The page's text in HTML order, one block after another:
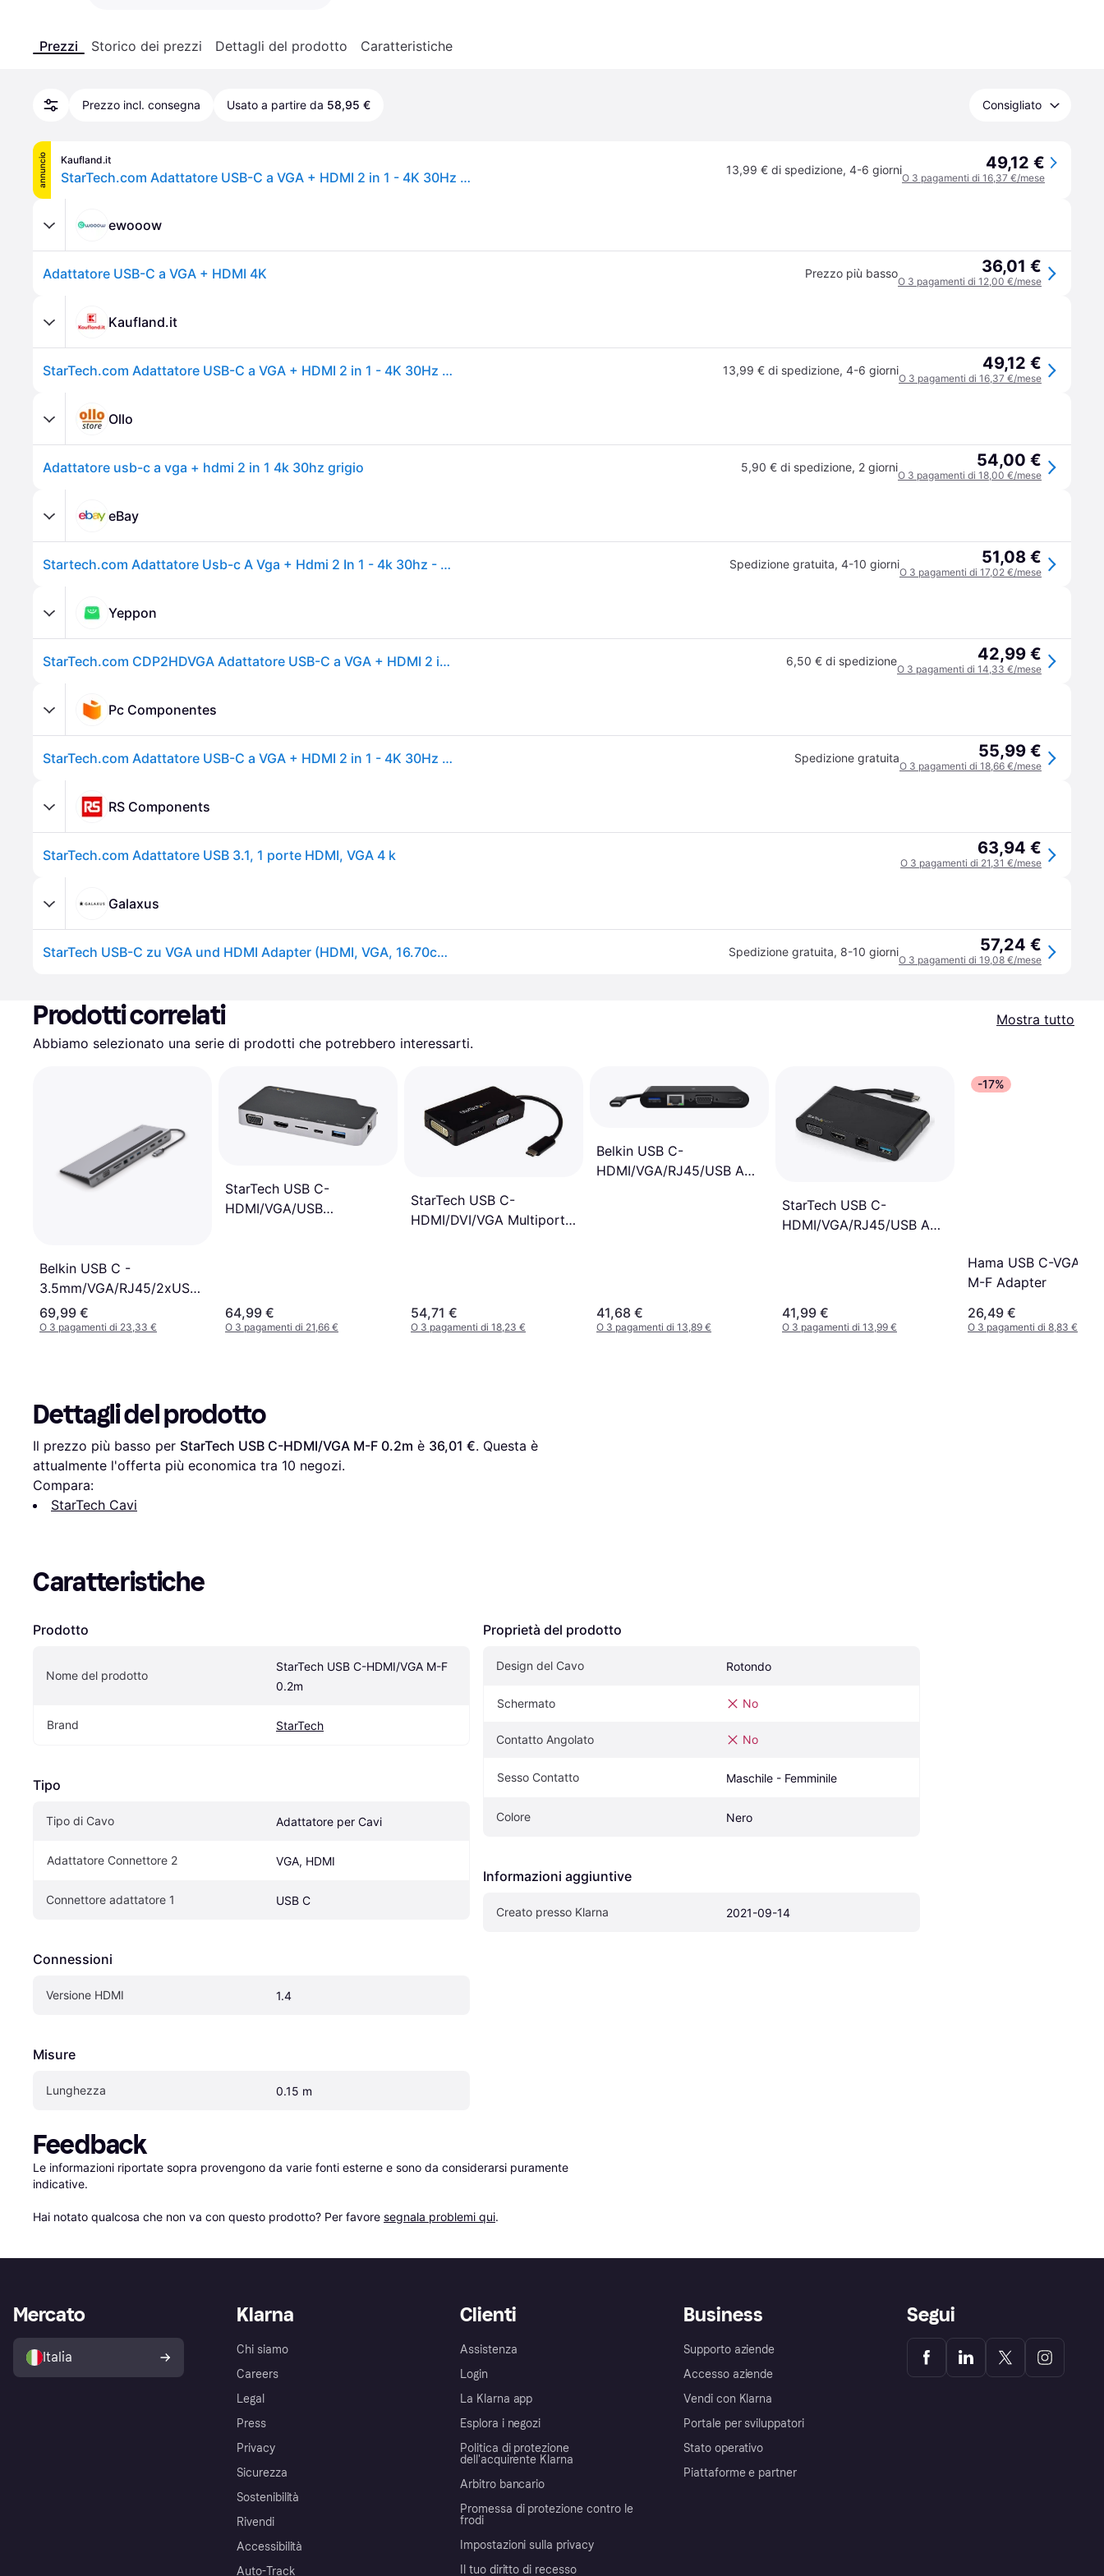
Prezzi Storico dei prezzi Dettagli del prodotto Caratteristiche
Prezzo incl. consegna Usato a partire da 58,95 € Consigliato
annuncio Kaufland.it
StarTech.com Adattatore USB-C a VGA + HDMI 2 in 1 - 4K 30Hz - Grigio Siderale 13,99 € di spedizione, 4-6 giorni 49,12 €
O 3 pagamenti di 16,37 €/mese
ewooow
Adattatore USB-C a VGA + HDMI 4K Prezzo più basso 36,01 €
O 3 pagamenti di 12,00 €/mese
Kaufland.it
StarTech.com Adattatore USB-C a VGA + HDMI 2 in 1 - 4K 30Hz - Grigio Siderale 13,99 € di spedizione, 4-6 giorni 49,12 €
O 3 pagamenti di 16,37 €/mese
Ollo
Adattatore usb-c a vga + hdmi 2 in 1 4k 30hz grigio 5,90 € di spedizione, 2 giorni 54,00 €
O 3 pagamenti di 18,00 €/mese
eBay
Startech.com Adattatore Usb-c A Vga + Hdmi 2 In 1 - 4k 30hz - Grigio Siderale - Spedizione gratuita, 4-10 giorni 51,08 €
O 3 pagamenti di 17,02 €/mese
Yeppon
StarTech.com CDP2HDVGA Adattatore USB-C a VGA + HDMI 2 in 1 Risoluzione 4K 30Hz Uscite HDMI 2.0 e VGA Alluminio colore Grigio Siderale 6,50 € di spedizione 42,99 €
O 3 pagamenti di 14,33 €/mese
Pc Componentes
StarTech.com Adattatore USB-C a VGA + HDMI 2 in 1 - 4K 30Hz - Grigio Siderale Spedizione gratuita 55,99 €
O 3 pagamenti di 18,66 €/mese
RS Components
StarTech.com Adattatore USB 3.1, 1 porte HDMI, VGA 4 k 63,94 €
O 3 pagamenti di 21,31 €/mese
Galaxus
StarTech USB-C zu VGA und HDMI Adapter (HDMI, VGA, 16.70cm), Adattatore dati + video, Grigio Spedizione gratuita, 8-10 giorni 57,24 €
O 3 pagamenti di 19,08 €/mese
Prodotti correlati
Mostra tutto
Abbiamo selezionato una serie di prodotti che potrebbero interessarti.
Belkin USB C -
3.5mm/VGA/RJ45/2xUSB
A 3.0/ USB A
2.0/DisplayPort/HDMI/USB
69,99 €
O 3 pagamenti di 23,33 €
StarTech USB C-
HDMI/VGA/USB
64,99 €
O 3 pagamenti di 21,66 €
StarTech USB C-
HDMI/DVI/VGA Multiport
54,71 €
O 3 pagamenti di 18,23 €
Belkin USB C-
HDMI/VGA/RJ45/USB A
41,68 €
O 3 pagamenti di 13,89 €
StarTech USB C-
HDMI/VGA/RJ45/USB A
41,99 €
O 3 pagamenti di 13,99 €
-17%
Hama USB C-VGA/
M-F Adapter
26,49 €
O 3 pagamenti di 8,83 €
Dettagli del prodotto
Il prezzo più basso per StarTech USB C-HDMI/VGA M-F 0.2m è 36,01 €. Questa è
attualmente l'offerta più economica tra 10 negozi.
Compara:
StarTech Cavi
Caratteristiche
Prodotto
Nome del prodotto
StarTech USB C-HDMI/VGA M-F
0.2m
Brand StarTech
Tipo
Tipo di Cavo Adattatore per Cavi
Adattatore Connettore 2 VGA, HDMI
Connettore adattatore 1 USB C
Connessioni
Versione HDMI 1.4
Misure
Lunghezza 0.15 m
Proprietà del prodotto
Design del Cavo Rotondo
Schermato No
Contatto Angolato No
Sesso Contatto Maschile - Femminile
Colore Nero
Informazioni aggiuntive
Creato presso Klarna 2021-09-14
Feedback
Le informazioni riportate sopra provengono da varie fonti esterne e sono da considerarsi puramente
indicative.
Hai notato qualcosa che non va con questo prodotto? Per favore segnala problemi qui.
Klarna
Chi siamo
Careers
Legal
Press
Privacy
Sicurezza
Sostenibilità
Rivendi
Accessibilità
Auto-Track
Clienti
Assistenza
Login
La Klarna app
Esplora i negozi
Politica di protezione
dell'acquirente Klarna
Arbitro bancario
Promessa di protezione contro le
frodi
Impostazioni sulla privacy
Il tuo diritto di recesso
Business
Supporto aziende
Accesso aziende
Vendi con Klarna
Portale per sviluppatori
Stato operativo
Piattaforme e partner
Mercato
Italia
Segui